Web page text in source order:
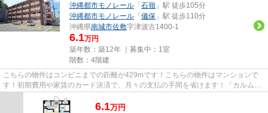
沖縄都市モノレール 「 石嶺 」駅 徒歩105分
沖縄都市モノレール 「 儀保 」駅 徒歩110分
沖縄県南城市佐敷字津波古1400-1
6.1万円
築年数：築12年 ｜募集中： 1室
階数：4階建
こちらの物件はコンビニまでの距離が429mです！こちらの物件はマンションで
す！初期費用や家賃のカード決済で、月々の支払の手間を省けます！「カルムヴ
ィラいさおし」の物件情報をお...
6.1万円